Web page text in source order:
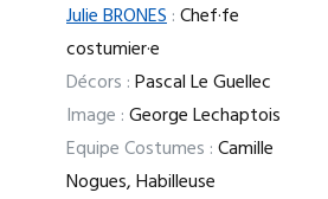
Julie BRONES:Chef·fe
costumier·e
Décors :Pascal Le Guellec
Image :George Lechaptois
Equipe Costumes :Camille
Nogues, Habilleuse